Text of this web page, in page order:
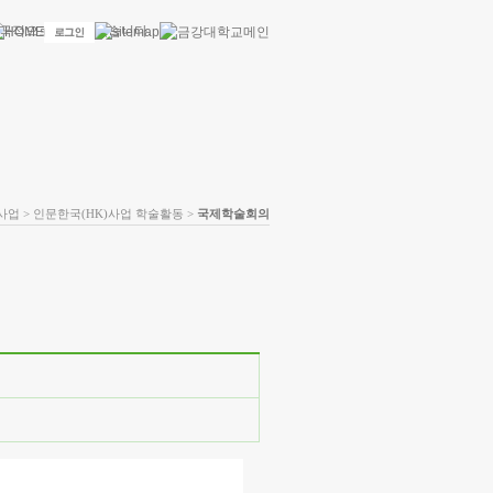
업 > 인문한국(HK)사업 학술활동 > 국제학술회의